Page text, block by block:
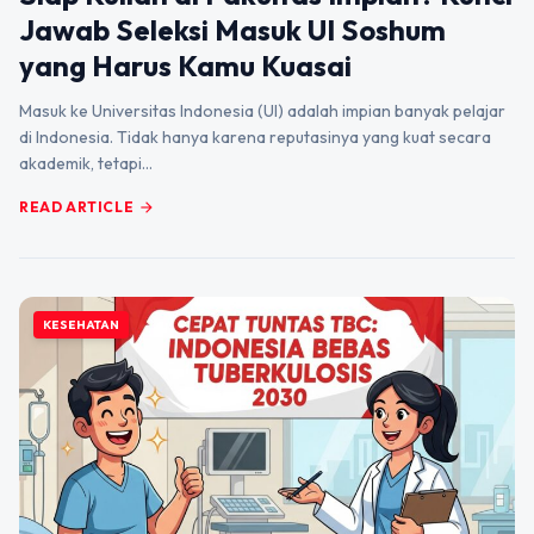
Jawab Seleksi Masuk UI Soshum
yang Harus Kamu Kuasai
Masuk ke Universitas Indonesia (UI) adalah impian banyak pelajar
di Indonesia. Tidak hanya karena reputasinya yang kuat secara
akademik, tetapi…
READ ARTICLE arrow_forward
KESEHATAN